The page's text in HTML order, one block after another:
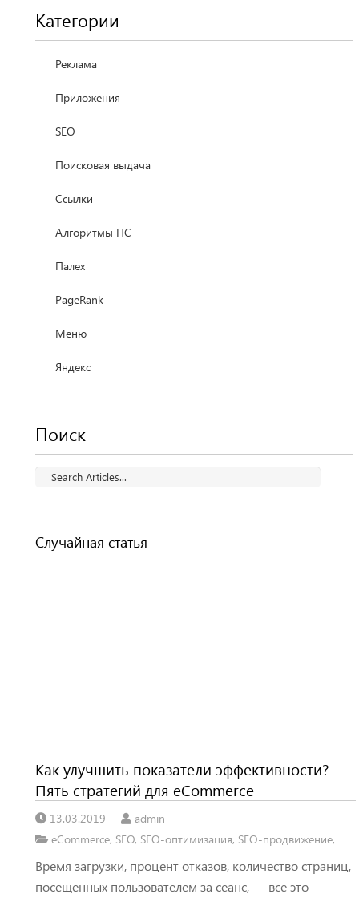
Категории
Реклама
Приложения
SEO
Поисковая выдача
Ссылки
Алгоритмы ПС
Палех
PageRank
Меню
Яндекс
Поиск
Случайная статья
Как улучшить показатели эффективности?
Пять стратегий для eCommerce
13.03.2019
admin
eCommerce, SEO, SEO-оптимизация, SEO-продвижение,
Время загрузки, процент отказов, количество страниц,
посещенных пользователем за сеанс, — все это